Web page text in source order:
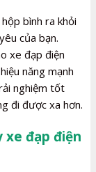
bình ra khỏi
của bạn.
xe đạp điện
năng mạnh
nghiệm tốt
đi được xa hơn.
xe đạp điện